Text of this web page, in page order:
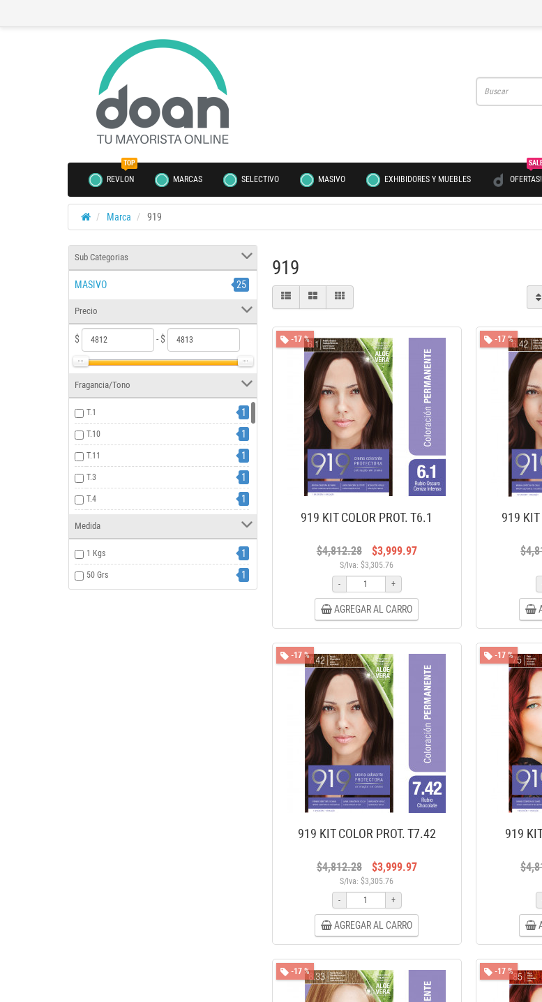
TOP
REVLON MARCAS SELECTIVO MASIVO EXHIBIDORES Y MUEBLES OFERTAS!
Marca 919
Sub Categorias
MASIVO 25
Precio
$ - $
Fragancia/Tono
T.1 1
T.10 1
T.11 1
T.3 1
T.4 1
T.5 1
T.6 1
T.7 1
1
Medida
1 Kgs 1
50 Grs 1
919
-17 %
919 KIT COLOR PROT. T6.1
$4,812.28 $3,999.97
S/Iva: $3,305.76
-
+
AGREGAR AL CARRO
-17 %
919 KIT
-17 %
919 KIT COLOR PROT. T7.42
$4,812.28 $3,999.97
S/Iva: $3,305.76
-
+
AGREGAR AL CARRO
-17 %
919
-17 % -17 %